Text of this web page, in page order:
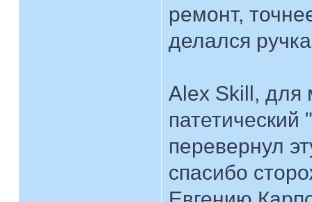
ремонт,
делался
Alex Skill, для
перевернул
спасибо